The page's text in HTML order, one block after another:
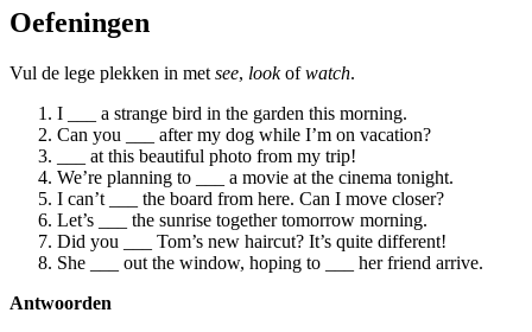
Oefeningen
Vul de lege plekken in met see, lookofwatch.
I ___ a strange bird in the garden this morning.
Can you ___ after my dog while I’m on vacation?
___ at this beautiful photo from my trip!
We’re planning to ___ a movie at the cinema tonight.
I can’t ___ the board from here. Can I move closer?
Let’s ___ the sunrise together tomorrow morning.
Did you ___ Tom’s new haircut? It’s quite different!
She ___ out the window, hoping to ___ her friend arrive.
Antwoorden